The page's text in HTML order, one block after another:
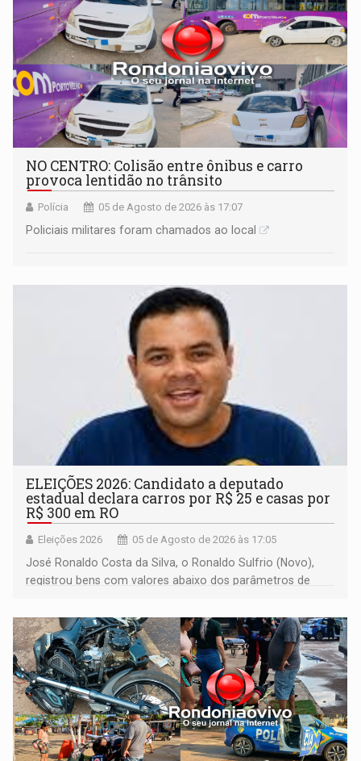
NO CENTRO: Colisão entre ônibus e carro
provoca lentidão no trânsito
Polícia 05 de Agosto de 2026 às 17:07
Policiais militares foram chamados ao local
ELEIÇÕES 2026: Candidato a deputado
estadual declara carros por R$ 25 e casas por
R$ 300 em RO
Eleições 2026 05 de Agosto de 2026 às 17:05
José Ronaldo Costa da Silva, o Ronaldo Sulfrio (Novo),
registrou bens com valores abaixo dos parâmetros de
milhões